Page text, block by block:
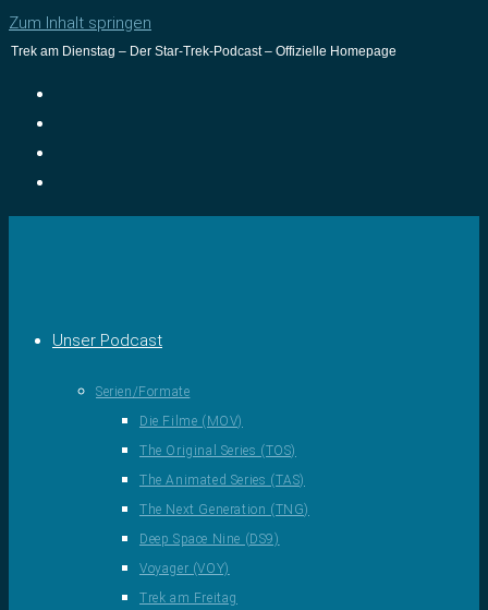
Zum Inhalt springen
Trek am Dienstag – Der Star-Trek-Podcast – Offizielle Homepage
Unser Podcast
Serien/Formate
Die Filme (MOV)
The Original Series (TOS)
The Animated Series (TAS)
The Next Generation (TNG)
Deep Space Nine (DS9)
Voyager (VOY)
Trek am Freitag